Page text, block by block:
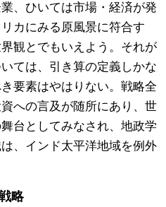
、ひいては市場・経済が発
カにみる原風景に符合す
観とでもいえよう。それが
ては、引き算の定義しかな
要素はやはりない。戦略全
への言及が随所にあり、世
台としてみなされ、地政学
、インド太平洋地域を例外
略